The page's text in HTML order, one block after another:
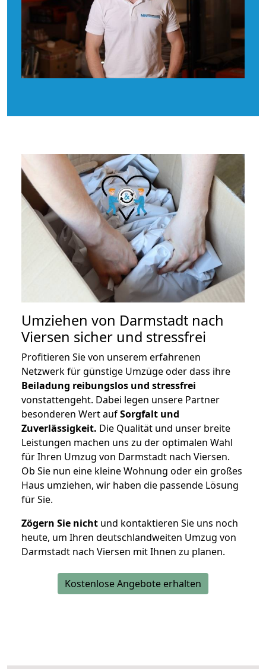
Umziehen von Darmstadt nach
Viersen sicher und stressfrei
Profitieren Sie von unserem erfahrenen
Netzwerk für günstige Umzüge oder dass ihre
Beiladung reibungslos und stressfrei
vonstattengeht. Dabei legen unsere Partner
besonderen Wert aufSorgfalt und
Zuverlässigkeit. Die Qualität und unser breite
Leistungen machen uns zu der optimalen Wahl
für Ihren Umzug von Darmstadt nach Viersen.
Ob Sie nun eine kleine Wohnung oder ein großes
Haus umziehen, wir haben die passende Lösung
für Sie.
Zögern Sie nicht und kontaktieren Sie uns noch
heute, um Ihren deutschlandweiten Umzug von
Darmstadt nach Viersen mit Ihnen zu planen.
Kostenlose Angebote erhalten